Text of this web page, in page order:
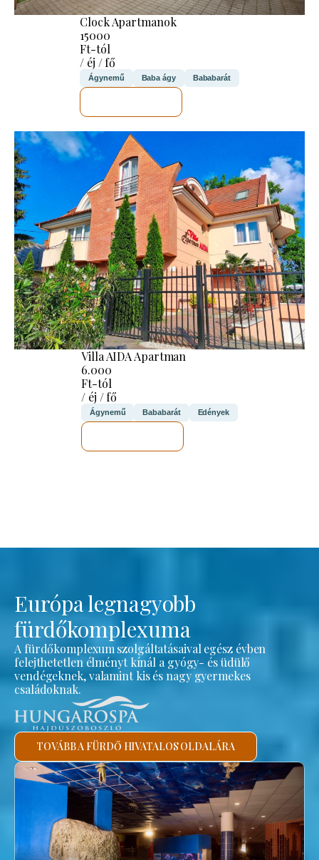
Clock Apartmanok
15000
Ft-tól
/ éj / fő
Ágynemű Baba ágy Bababarát
Villa AIDA Apartman
6.000
Ft-tól
/ éj / fő
Ágynemű Bababarát Edények
Európa legnagyobb
fürdőkomplexuma
A fürdőkomplexum szolgáltatásaival egész évben
felejthetetlen élményt kínál a gyógy- és üdülő
vendégeknek, valamint kis és nagy gyermekes
családoknak.
TOVÁBB A FÜRDŐ HIVATALOS OLDALÁRA